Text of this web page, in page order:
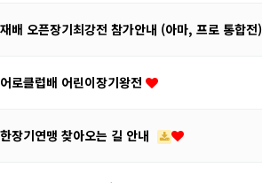
배 오픈장기최강전 참가안내 (아마, 프로 통합전)
로클럽배 어린이장기왕전
장기연맹 찾아오는 길 안내